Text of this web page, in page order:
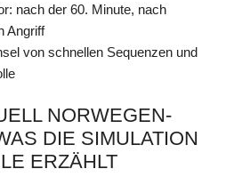
nach der 60. Minute, nach
Angriff
von schnellen Sequenzen und
NORWEGEN-
DIE SIMULATION
ERZÄHLT